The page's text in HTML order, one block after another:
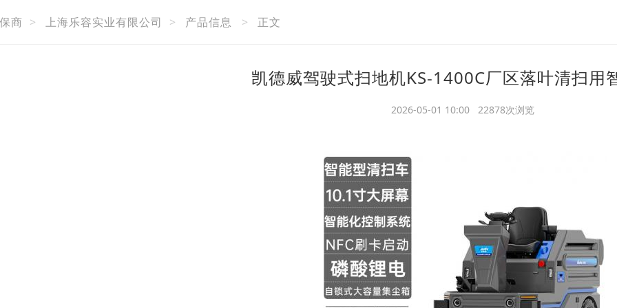
商 > 上海乐容实业有限公司 > 产品信息 > 正文
凯德威驾驶式扫地机KS-1400C厂区落叶清扫用
2026-05-01 10:00 22878次浏览